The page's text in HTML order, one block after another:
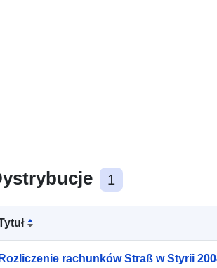
1
Rozliczenie rachunków Straß w Styrii